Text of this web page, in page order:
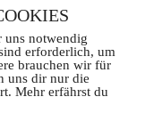
uns notwendig
erforderlich, um
brauchen wir für
uns dir nur die
Mehr erfährst du